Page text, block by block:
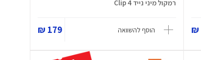
רמקול מיני נייד Clip 4
הוסף להשוואה 179 ₪